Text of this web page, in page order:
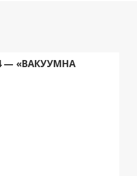
— «ВАКУУМНА